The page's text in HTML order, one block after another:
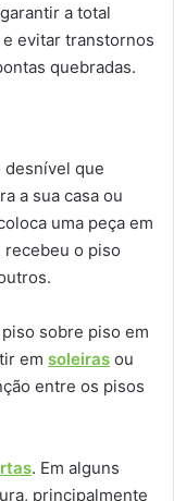
a total
evitar transtornos
quebradas.
desnível que
a sua casa ou
uma peça em
recebeu o piso
sobre piso em
em soleiras ou
entre os pisos
. Em alguns
principalmente